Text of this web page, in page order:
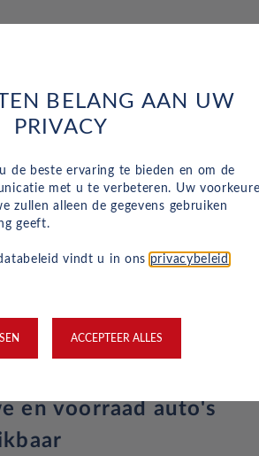
en risicoloos
CO2-voetafdruk van uw bedrijf
investeringen. Wij hebben een
om uw bedrijf te helpen over te
een milieuvriendelijke vloot.
en voorraad auto's
BELANG AAN UW
PRIVACY
de beste ervaring te bieden en om de
met u te verbeteren. Uw
zullen alleen de gegevens gebruiken
geeft.
vindt u in ons privacybeleid.
ACCEPTEER ALLES